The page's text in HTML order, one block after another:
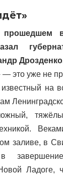
прошедшем
это уже не
на
заливе, в
Ладоге,